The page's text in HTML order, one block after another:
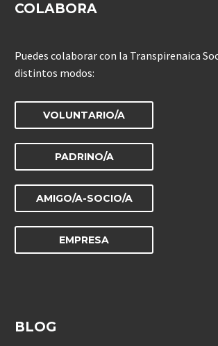
COLABORA
Puedes colaborar con la Transpirenaica
distintos modos:
VOLUNTARIO/A
PADRINO/A
AMIGO/A-SOCIO/A
EMPRESA
BLOG